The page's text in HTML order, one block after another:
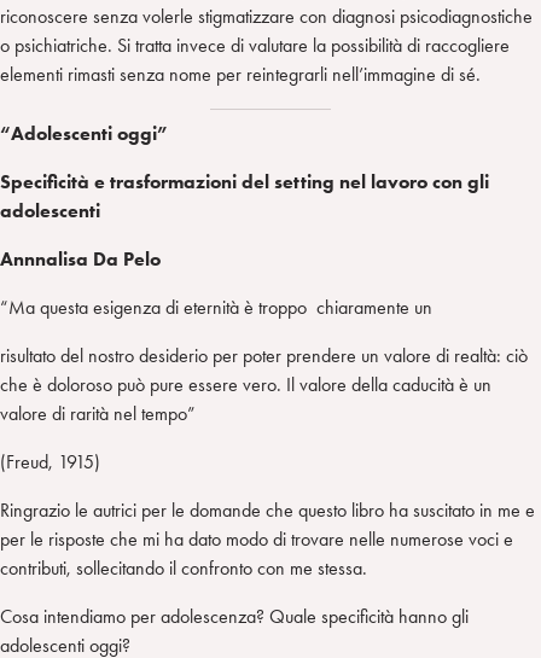
riconoscere senza volerle stigmatizzare con diagnosi psicodiagnostiche
o psichiatriche. Si tratta invece di valutare la possibilità di raccogliere
elementi rimasti senza nome per reintegrarli nell’immagine di sé.
“Adolescenti oggi”
Specificità e trasformazioni del setting nel lavoro con gli
adolescenti
Annnalisa Da Pelo
“Ma questa esigenza di eternità è troppo chiaramente un
risultato del nostro desiderio per poter prendere un valore di realtà: ciò
che è doloroso può pure essere vero. Il valore della caducità è un
valore di rarità nel tempo”
(Freud, 1915)
Ringrazio le autrici per le domande che questo libro ha suscitato in me e
per le risposte che mi ha dato modo di trovare nelle numerose voci e
contributi, sollecitando il confronto con me stessa.
Cosa intendiamo per adolescenza? Quale specificità hanno gli
adolescenti oggi?